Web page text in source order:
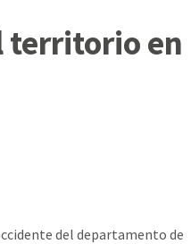
territorio en
del departamento de